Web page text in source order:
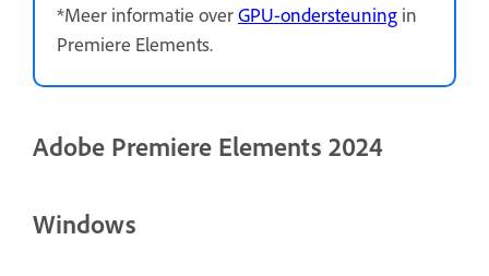
*Meer informatie overGPU-ondersteuning in
Premiere Elements.
Adobe Premiere Elements 2024
Windows